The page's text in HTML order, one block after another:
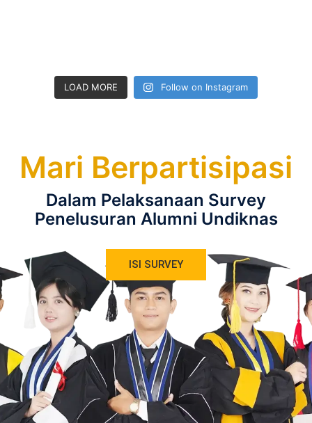
LOAD MORE Follow on Instagram
Mari Berpartisipasi
Dalam Pelaksanaan Survey
Penelusuran Alumni Undiknas
ISI SURVEY